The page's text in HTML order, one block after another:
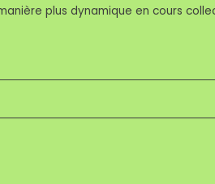
plus dynamique en cours